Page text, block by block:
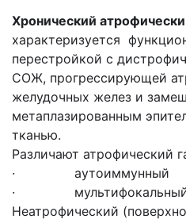
Хронический
характеризуется
перестройкой с
СОЖ, прогрессирующей
желудочных желез и
метаплазированным
тканью.
Различают атрофический
· аутоиммунный
·
Неатрофический